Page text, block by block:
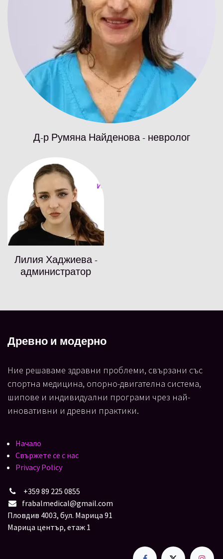
Д-р РумянаНайденова - невролог
Лилия Хаджиева -
администратор
Древно и модерно
Ние решаваме здравни проблеми, свързани със
спортна медицина, опорно-двигателна система,
шипове и индивидуални програми чрез най-
иновативни и древни практики.
Начало
Свържете се с нас
Privacy Policy
+359 89 225 0855
frabalmedical@gmail.com
Пловдив 4003, бул. Марица 91
Марица център, етаж 1